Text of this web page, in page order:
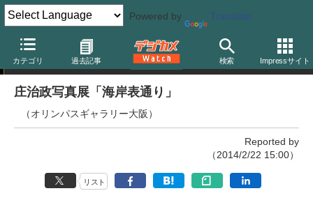
Powered by Translate
カテゴリ 過去記事 検索 Impressサイト
写真展
庄治政写真展「海岸表通り」
（オリンパスギャラリー大阪）
Reported by
（2014/2/22 15:00）
リスト